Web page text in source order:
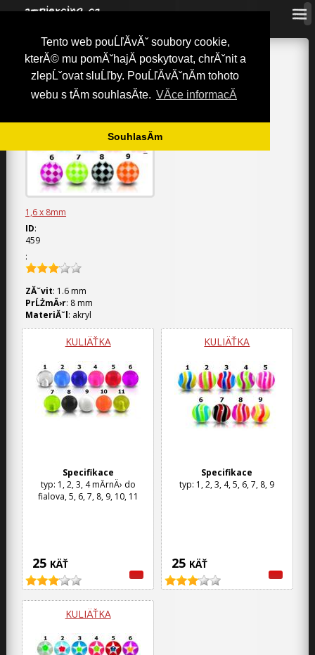
Tento web pouĹľĂ­vĂˇ soubory cookie,
kterĂ© mu pomĂˇhajĂ­ poskytovat, chrĂˇnit a
zlepĹˇovat sluĹľby. PouĹľĂ­vĂˇnĂ­m tohoto
webu s tĂ­m souhlasĂ­te. VĂ­ce informacĂ­
SouhlasĂ­m
a-piercing.cz NĂˇhradnĂ­ dĂ­ly KuliÄŤky (plast) »1,6 x 8mm
KuliÄŤka
KULIÄŤKA / 1.6 MM
1,6 x 8mm
ID:
459
:
ZĂˇvit: 1.6 mm
PrĹŻmÄ›r: 8 mm
MateriĂˇl: akryl
KULIÄŤKA
25 KÄŤ
Specifikace
typ: 1, 2, 3, 4 mĂ­rnÄ› do
fialova, 5, 6, 7, 8, 9, 10, 11
KULIÄŤKA
25 KÄŤ
Specifikace
typ: 1, 2, 3, 4, 5, 6, 7, 8, 9
KULIÄŤKA